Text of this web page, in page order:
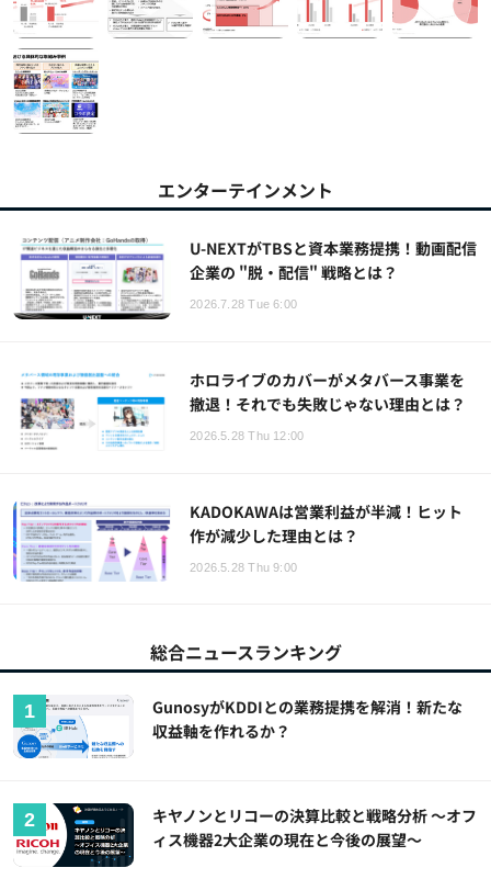
エンターテインメント
U-NEXTがTBSと資本業務提携！動画配信
企業の "脱・配信" 戦略とは？
2026.7.28 Tue 6:00
ホロライブのカバーがメタバース事業を
撤退！それでも失敗じゃない理由とは？
2026.5.28 Thu 12:00
KADOKAWAは営業利益が半減！ヒット
作が減少した理由とは？
2026.5.28 Thu 9:00
総合ニュースランキング
GunosyがKDDIとの業務提携を解消！新たな
収益軸を作れるか？
キヤノンとリコーの決算比較と戦略分析 ～オフ
ィス機器2大企業の現在と今後の展望～